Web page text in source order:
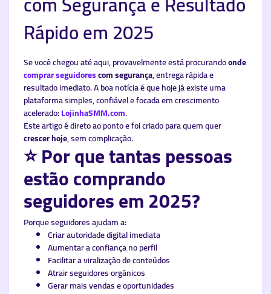
Rápido em 2025
Se você chegou até aqui, provavelmente está procurandoonde
comprar seguidorescom segurança, entrega rápida e
resultado imediato. A boa notícia é que hoje já existe uma
plataforma simples, confiável e focada em crescimento
acelerado:LojinhaSMM.com.
Este artigo é direto ao ponto e foi criado para quem quer
crescer hoje, sem complicação.
⭐ Por que tantas pessoas
estão comprando
seguidores em 2025?
Porque seguidores ajudam a:
Criar autoridade digital imediata
Aumentar a confiança no perfil
Facilitar a viralização de conteúdos
Atrair seguidores orgânicos
Gerar mais vendas e oportunidades